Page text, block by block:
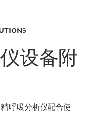
设备附
呼吸分析仪配合使